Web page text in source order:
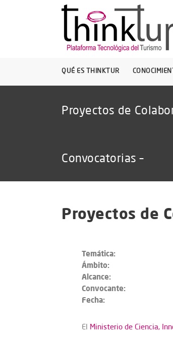
QUÉ ES THINKTUR
Proyectos de
Convocatorias –
Proyectos de
Temática:
Ámbito:
Alcance:
Convocante:
Fecha:
El Ministerio de Ciencia,